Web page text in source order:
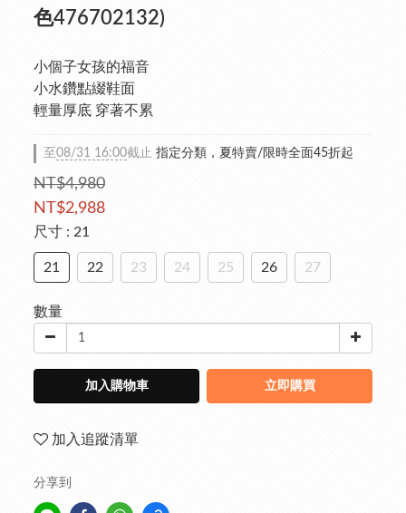
色476702132)
小個子女孩的福音
小水鑽點綴鞋面
輕量厚底 穿著不累
至08/31 16:00截止 指定分類，夏特賣/限時全面45折起
NT$4,980
NT$2,988
尺寸 : 21
21 22 23 24 25 26 27
數量
加入購物車 立即購買
加入追蹤清單
分享到